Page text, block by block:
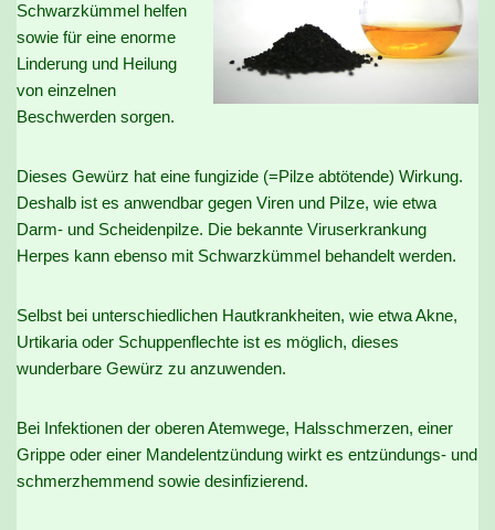
Schwarzkümmel helfen
sowie für eine enorme
Linderung und Heilung
von einzelnen
Beschwerden sorgen.
Dieses Gewürz hat eine fungizide (=Pilze abtötende) Wirkung.
Deshalb ist es anwendbar gegen Viren und Pilze, wie etwa
Darm- und Scheidenpilze. Die bekannte Viruserkrankung
Herpes kann ebenso mit Schwarzkümmel behandelt werden.
Selbst bei unterschiedlichen Hautkrankheiten, wie etwa Akne,
Urtikaria oder Schuppenflechte ist es möglich, dieses
wunderbare Gewürz zu anzuwenden.
Bei Infektionen der oberen Atemwege, Halsschmerzen, einer
Grippe oder einer Mandelentzündung wirkt es entzündungs- und
schmerzhemmend sowie desinfizierend.